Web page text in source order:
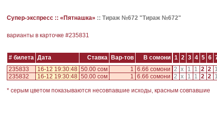
Супер-экспресс :: «Пятнашка» :: Тираж №672 "Тираж №672"
варианты в карточке #235831
# билета Дата Ставка Вар-тов В сомони 1 2 3 4 5 6
235833
16-12 19:30:48 50.00 сом 1 6.66 сомони 2 x 1 1 2 2
235832
16-12 19:30:48 50.00 сом 1 6.66 сомони 2 x 1 1 2 2
* серым цветом показываются несовпавшие исходы, красным совпавшие